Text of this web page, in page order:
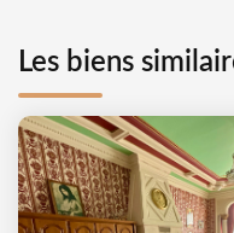
Les biens